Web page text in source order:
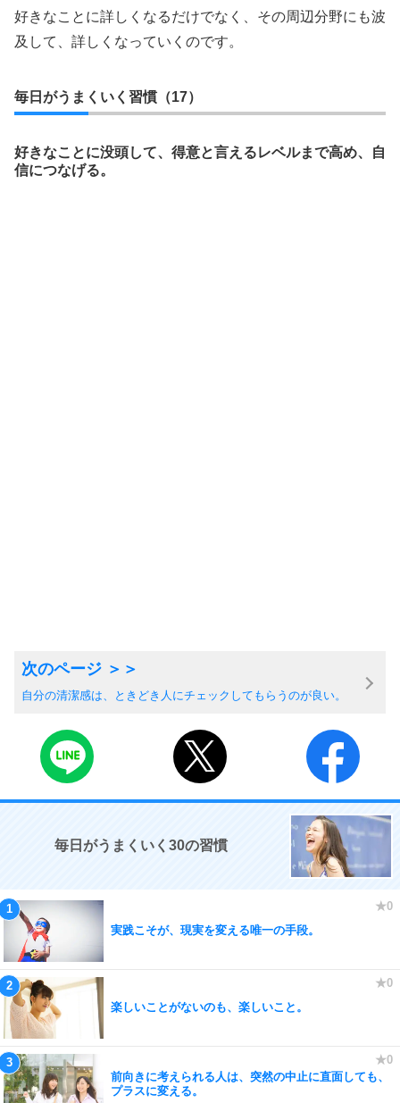
好きなことに詳しくなるだけでなく、その周辺分野にも波
及して、詳しくなっていくのです。
毎日がうまくいく習慣（17）
好きなことに没頭して、得意と言えるレベルまで高め、自
信につなげる。
自分の清潔感は、ときどき人にチェックしてもらうのが良い。
毎日がうまくいく30の習慣
実践こそが、現実を変える唯一の手段。
楽しいことがないのも、楽しいこと。
前向きに考えられる人は、突然の中止に直面しても、
プラスに変える。